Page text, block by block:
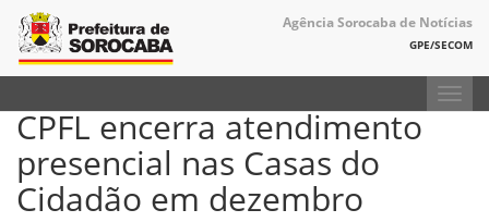
Agência Sorocaba de Notícias
GPE/SECOM
CPFL encerra atendimento
presencial nas Casas do
Cidadão em dezembro